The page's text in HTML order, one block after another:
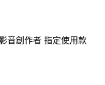
台灣）商業銀行
銀行
音創作者 指定使用款